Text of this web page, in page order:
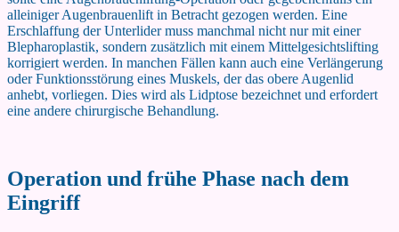
alleiniger Augenbrauenlift in Betracht gezogen werden. Eine
Erschlaffung der Unterlider muss manchmal nicht nur mit einer
Blepharoplastik, sondern zusätzlich mit einem Mittelgesichtslifting
korrigiert werden. In manchen Fällen kann auch eine Verlängerung
oder Funktionsstörung eines Muskels, der das obere Augenlid
anhebt, vorliegen. Dies wird als Lidptose bezeichnet und erfordert
eine andere chirurgische Behandlung.
Operation und frühe Phase nach dem
Eingriff